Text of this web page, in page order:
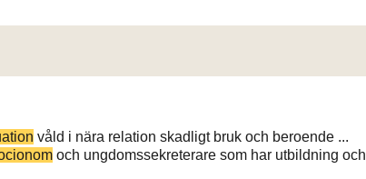
våld i nära relation skadligt bruk och beroende ...
och ungdomssekreterare som har utbildning och